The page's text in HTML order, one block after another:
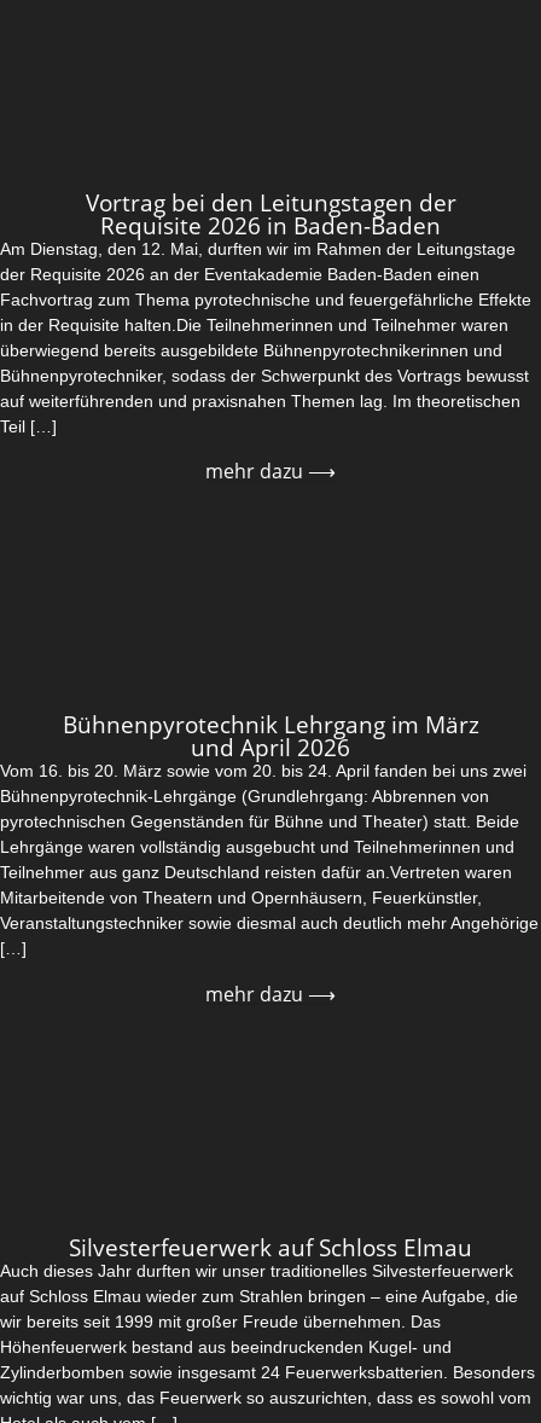
Vortrag bei den Leitungstagen der
Requisite 2026 in Baden-Baden
Am Dienstag, den 12. Mai, durften wir im Rahmen der Leitungstage
der Requisite 2026 an der Eventakademie Baden-Baden einen
Fachvortrag zum Thema pyrotechnische und feuergefährliche Effekte
in der Requisite halten.Die Teilnehmerinnen und Teilnehmer waren
überwiegend bereits ausgebildete Bühnenpyrotechnikerinnen und
Bühnenpyrotechniker, sodass der Schwerpunkt des Vortrags bewusst
auf weiterführenden und praxisnahen Themen lag. Im theoretischen
Teil […]
mehr dazu ⟶
Bühnenpyrotechnik Lehrgang im März
und April 2026
Vom 16. bis 20. März sowie vom 20. bis 24. April fanden bei uns zwei
Bühnenpyrotechnik-Lehrgänge (Grundlehrgang: Abbrennen von
pyrotechnischen Gegenständen für Bühne und Theater) statt. Beide
Lehrgänge waren vollständig ausgebucht und Teilnehmerinnen und
Teilnehmer aus ganz Deutschland reisten dafür an.Vertreten waren
Mitarbeitende von Theatern und Opernhäusern, Feuerkünstler,
Veranstaltungstechniker sowie diesmal auch deutlich mehr Angehörige
[…]
mehr dazu ⟶
Silvesterfeuerwerk auf Schloss Elmau
Auch dieses Jahr durften wir unser traditionelles Silvesterfeuerwerk
auf Schloss Elmau wieder zum Strahlen bringen – eine Aufgabe, die
wir bereits seit 1999 mit großer Freude übernehmen. Das
Höhenfeuerwerk bestand aus beeindruckenden Kugel- und
Zylinderbomben sowie insgesamt 24 Feuerwerksbatterien. Besonders
wichtig war uns, das Feuerwerk so auszurichten, dass es sowohl vom